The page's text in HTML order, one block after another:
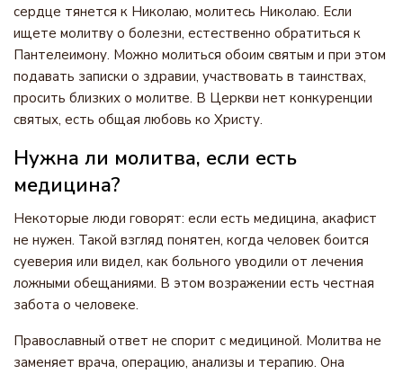
сердце тянется к Николаю, молитесь Николаю. Если
ищете молитву о болезни, естественно обратиться к
Пантелеимону. Можно молиться обоим святым и при этом
подавать записки о здравии, участвовать в таинствах,
просить близких о молитве. В Церкви нет конкуренции
святых, есть общая любовь ко Христу.
Нужна ли молитва, если есть
медицина?
Некоторые люди говорят: если есть медицина, акафист
не нужен. Такой взгляд понятен, когда человек боится
суеверия или видел, как больного уводили от лечения
ложными обещаниями. В этом возражении есть честная
забота о человеке.
Православный ответ не спорит с медициной. Молитва не
заменяет врача, операцию, анализы и терапию. Она